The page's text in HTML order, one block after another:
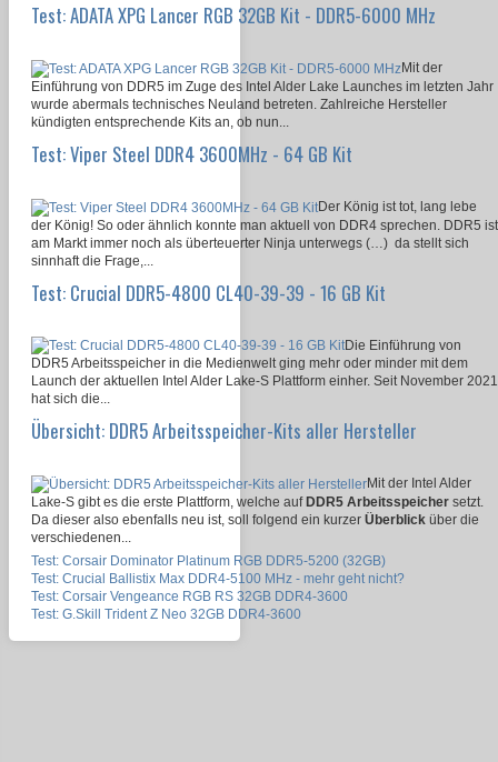
Test: ADATA XPG Lancer RGB 32GB Kit - DDR5-6000 MHz
Mit der
Einführung von DDR5 im Zuge des Intel Alder Lake Launches im letzten Jahr
wurde abermals technisches Neuland betreten. Zahlreiche Hersteller
kündigten entsprechende Kits an, ob nun...
Test: Viper Steel DDR4 3600MHz - 64 GB Kit
Der König ist tot, lang lebe
der König! So oder ähnlich konnte man aktuell von DDR4 sprechen. DDR5 ist
am Markt immer noch als überteuerter Ninja unterwegs (…) da stellt sich
sinnhaft die Frage,...
Test: Crucial DDR5-4800 CL40-39-39 - 16 GB Kit
Die Einführung von
DDR5 Arbeitsspeicher in die Medienwelt ging mehr oder minder mit dem
Launch der aktuellen Intel Alder Lake-S Plattform einher. Seit November 2021
hat sich die...
Übersicht: DDR5 Arbeitsspeicher-Kits aller Hersteller
Mit der Intel Alder
Lake-S gibt es die erste Plattform, welche auf DDR5 Arbeitsspeicher setzt.
Da dieser also ebenfalls neu ist, soll folgend ein kurzer Überblick über die
verschiedenen...
Test: Corsair Dominator Platinum RGB DDR5-5200 (32GB)
Test: Crucial Ballistix Max DDR4-5100 MHz - mehr geht nicht?
Test: Corsair Vengeance RGB RS 32GB DDR4-3600
Test: G.Skill Trident Z Neo 32GB DDR4-3600